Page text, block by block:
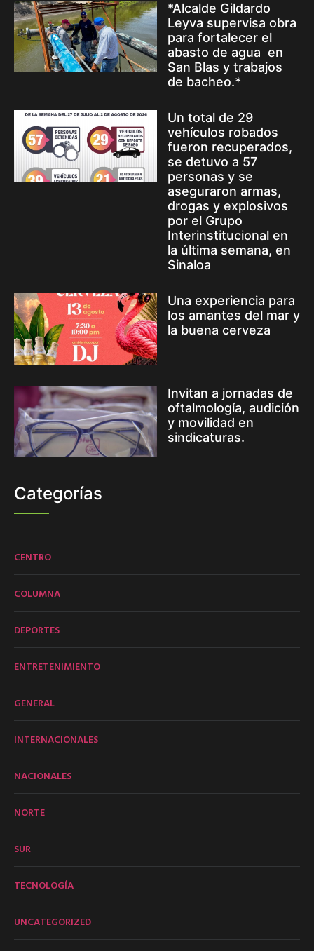
*Alcalde Gildardo
Leyva supervisa obra
para fortalecer el
abasto de agua en
San Blas y trabajos
de bacheo.*
Un total de 29
vehículos robados
fueron recuperados,
se detuvo a 57
personas y se
aseguraron armas,
drogas y explosivos
por el Grupo
Interinstitucional en
la última semana, en
Sinaloa
Una experiencia para
los amantes del mar y
la buena cerveza
Invitan a jornadas de
oftalmología, audición
y movilidad en
sindicaturas.
Categorías
CENTRO
COLUMNA
DEPORTES
ENTRETENIMIENTO
GENERAL
INTERNACIONALES
NACIONALES
NORTE
SUR
TECNOLOGÍA
UNCATEGORIZED